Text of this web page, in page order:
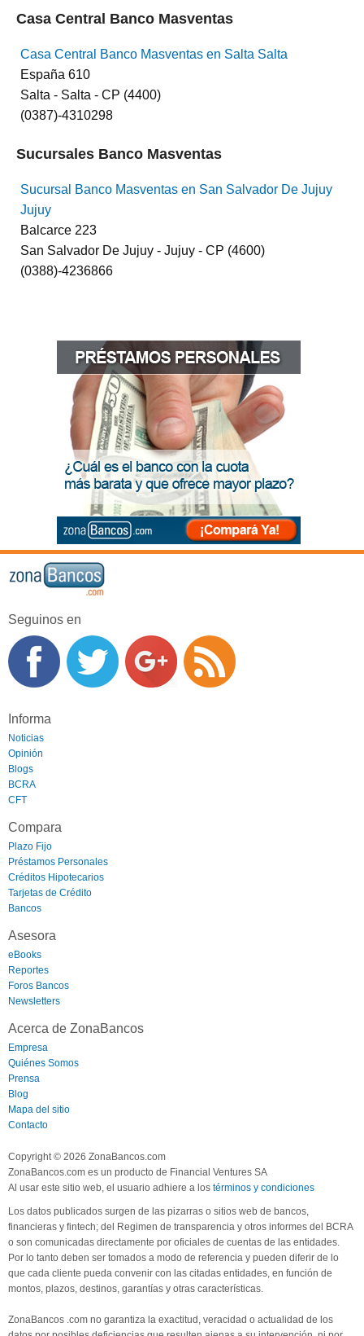
Casa Central Banco Masventas
Casa Central Banco Masventas en Salta Salta
España 610
Salta - Salta - CP (4400)
(0387)-4310298
Sucursales Banco Masventas
Sucursal Banco Masventas en San Salvador De Jujuy
Jujuy
Balcarce 223
San Salvador De Jujuy - Jujuy - CP (4600)
(0388)-4236866
Seguinos en
Informa
Noticias
Opinión
Blogs
BCRA
CFT
Compara
Plazo Fijo
Préstamos Personales
Créditos Hipotecarios
Tarjetas de Crédito
Bancos
Asesora
eBooks
Reportes
Foros Bancos
Newsletters
Acerca de ZonaBancos
Empresa
Quiénes Somos
Prensa
Blog
Mapa del sitio
Contacto
Copyright © 2026 ZonaBancos.com
ZonaBancos.com es un producto de Financial Ventures SA
Al usar este sitio web, el usuario adhiere a los términos y condiciones
Los datos publicados surgen de las pizarras o sitios web de bancos,
financieras y fintech; del Regimen de transparencia y otros informes del BCRA
o son comunicadas directamente por oficiales de cuentas de las entidades.
Por lo tanto deben ser tomados a modo de referencia y pueden diferir de lo
que cada cliente pueda convenir con las citadas entidades, en función de
montos, plazos, destinos, garantías y otras características.
ZonaBancos .com no garantiza la exactitud, veracidad o actualidad de los